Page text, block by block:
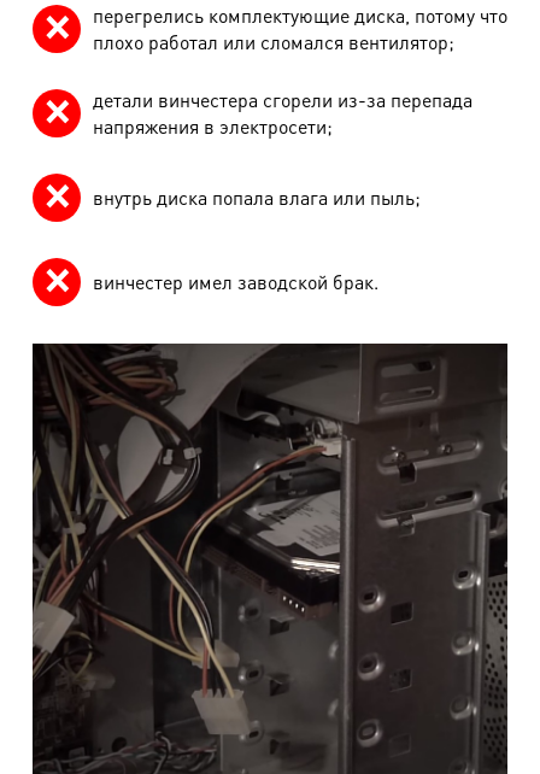
перегрелись комплектующие диска, потому что
плохо работал или сломался вентилятор;
детали винчестера сгорели из-за перепада
напряжения в электросети;
внутрь диска попала влага или пыль;
винчестер имел заводской брак.